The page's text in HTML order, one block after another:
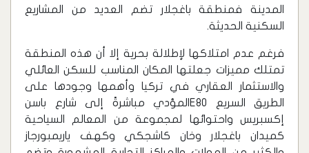
المدينة فمنطقة باغجلار تضم العديد من المشاريع
السكنية الحديثة.
فرغم عدم امتلاكها لإطلالة بحرية إلا أن هذه المنطقة
تمتلك مميزات جعلتها المكان المناسب للسكن العائلي
والاستثمار العقاري في تركيا وأهمها وجودها على
الطريق السريع E80المؤدي مباشرةً إلى شارع باسن
إكسبريس واحتوائها لمجموعة من المعالم السياحية
كميدان باغجلار وخان كاشجكي وكهف ياريمبورجاز